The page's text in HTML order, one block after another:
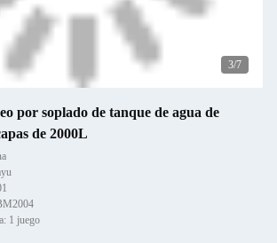
3/7
por soplado de tanque de agua de
de 2000L
1 juego